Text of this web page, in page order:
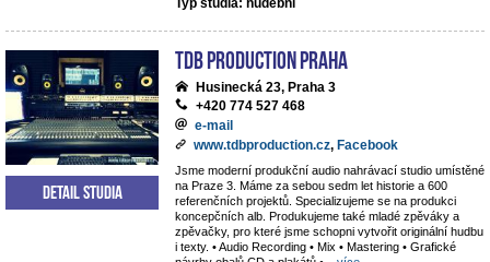
Typ studia: hudební
TdB Production Praha
Husinecká 23, Praha 3
+420 774 527 468
e-mail
www.tdbproduction.cz, Facebook
Jsme moderní produkční audio nahrávací studio umístěné
na Praze 3. Máme za sebou sedm let historie a 600
referenčních projektů. Specializujeme se na produkci
koncepčních alb. Produkujeme také mladé zpěváky a
zpěvačky, pro které jsme schopni vytvořit originální hudbu
i texty. • Audio Recording • Mix • Mastering • Grafické
Detail studia